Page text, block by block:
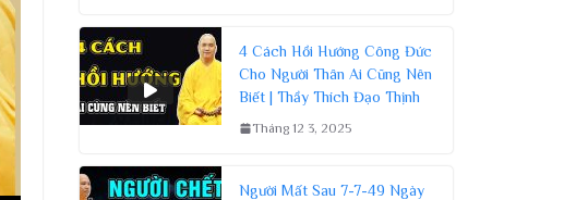
4 Cách Hồi Hướng Công Đức
Cho Người Thân Ai Cũng Nên
Biết | Thầy Thích Đạo Thịnh
Tháng 12 3, 2025
Người Mất Sau 7-7-49 Ngày